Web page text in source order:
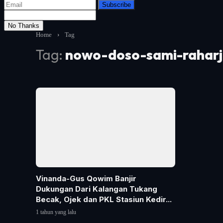
Subscribe
No Thanks
Home
› Tag
Tag: nowo-doso-sami-
Vinanda-Gus Qowim Banjir
Dukungan Dari Kalangan Tukang
Becak, Ojek dan PKL Stasiun Kedir...
1 tahun yang lalu